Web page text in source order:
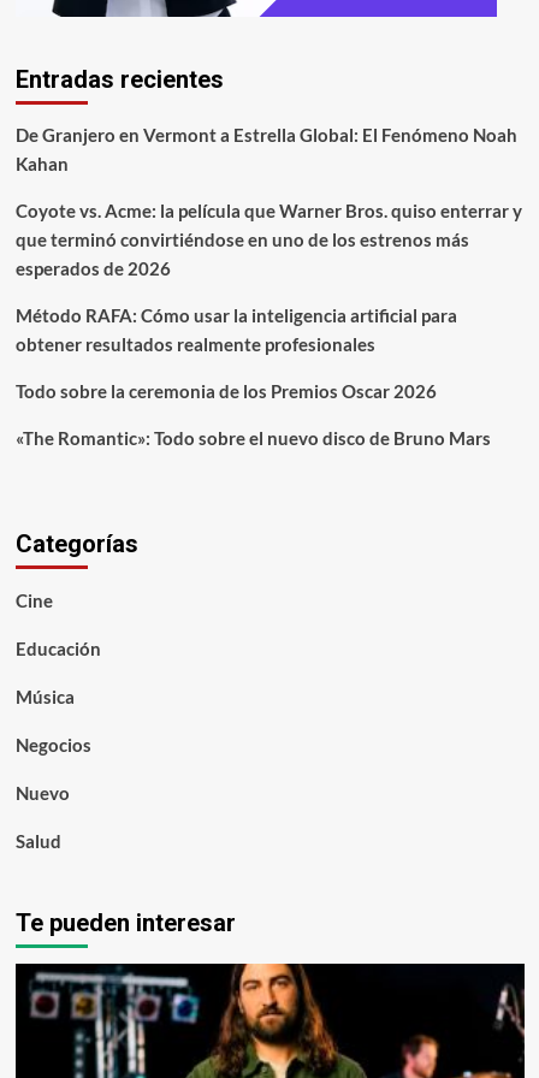
Entradas recientes
De Granjero en Vermont a Estrella Global: El Fenómeno Noah
Kahan
Coyote vs. Acme: la película que Warner Bros. quiso enterrar y
que terminó convirtiéndose en uno de los estrenos más
esperados de 2026
Método RAFA: Cómo usar la inteligencia artificial para
obtener resultados realmente profesionales
Todo sobre la ceremonia de los Premios Oscar 2026
«The Romantic»: Todo sobre el nuevo disco de Bruno Mars
Categorías
Cine
Educación
Música
Negocios
Nuevo
Salud
Te pueden interesar